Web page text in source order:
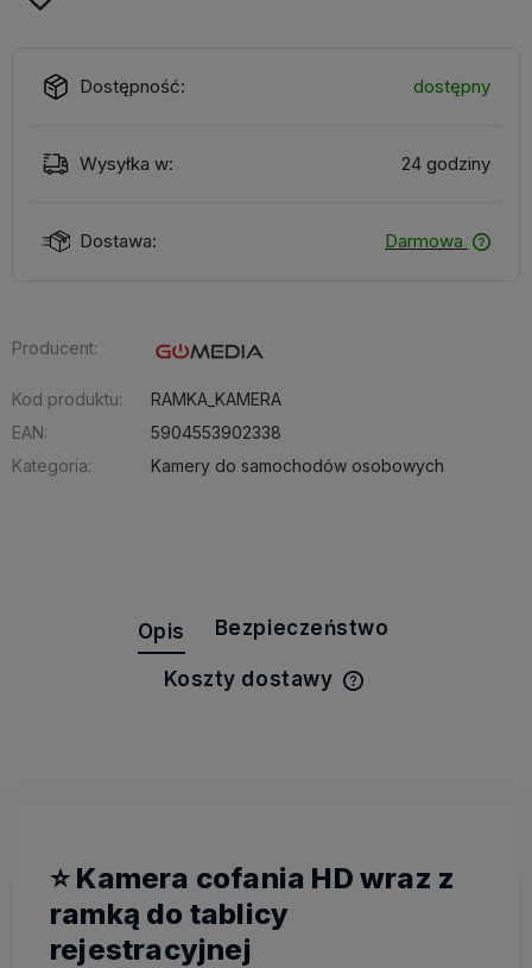
Dostępność: dostępny
Wysyłka w: 24 godziny
Dostawa: Darmowa
Producent:
Kod produktu:
RAMKA_KAMERA
EAN:
5904553902338
Kategoria:
Kamery do samochodów osobowych
Opis Bezpieczeństwo
Koszty dostawy
⭐ Kamera cofania HD wraz z
ramką do tablicy
rejestracyjnej